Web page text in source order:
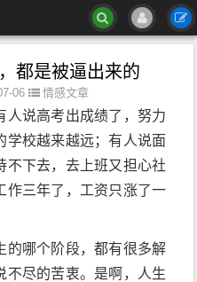
都是被逼出来的
06 情感文章
人说高考出成绩了，努力
学校越来越远；有人说面
不下去，去上班又担心社
作三年了，工资只涨了一
的哪个阶段，都有很多解
不尽的苦衷。是啊，人生